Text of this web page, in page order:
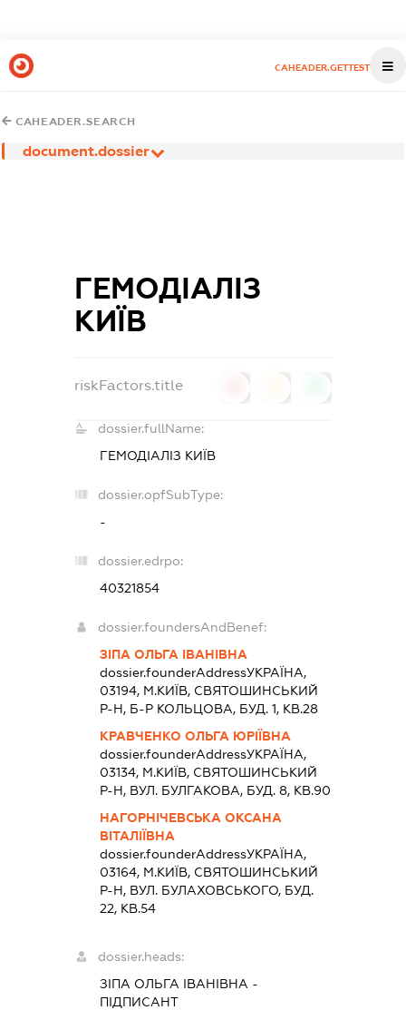
CAHEADER.GETTEST
CAHEADER.SEARCH
document.dossier
ГЕМОДІАЛІЗ
КИЇВ
riskFactors.title
dossier.fullName:
ГЕМОДІАЛІЗ КИЇВ
dossier.opfSubType:
-
dossier.edrpo:
40321854
dossier.foundersAndBenef:
ЗІПА ОЛЬГА ІВАНІВНА
dossier.founderAddressУКРАЇНА,
03194, М.КИЇВ, СВЯТОШИНСЬКИЙ
Р-Н, Б-Р КОЛЬЦОВА, БУД. 1, КВ.28
КРАВЧЕНКО ОЛЬГА ЮРІЇВНА
dossier.founderAddressУКРАЇНА,
03134, М.КИЇВ, СВЯТОШИНСЬКИЙ
Р-Н, ВУЛ. БУЛГАКОВА, БУД. 8, КВ.90
НАГОРНІЧЕВСЬКА ОКСАНА
ВІТАЛІЇВНА
dossier.founderAddressУКРАЇНА,
03164, М.КИЇВ, СВЯТОШИНСЬКИЙ
Р-Н, ВУЛ. БУЛАХОВСЬКОГО, БУД.
22, КВ.54
dossier.heads:
ЗІПА ОЛЬГА ІВАНІВНА -
ПІДПИСАНТ